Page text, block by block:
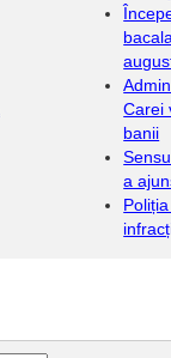
Carei
banii
a